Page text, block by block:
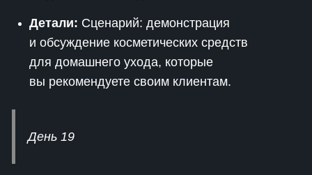
Детали: Сценарий: демонстрация
и обсуждение косметических средств
для домашнего ухода, которые
вы рекомендуете своим клиентам.
День 19